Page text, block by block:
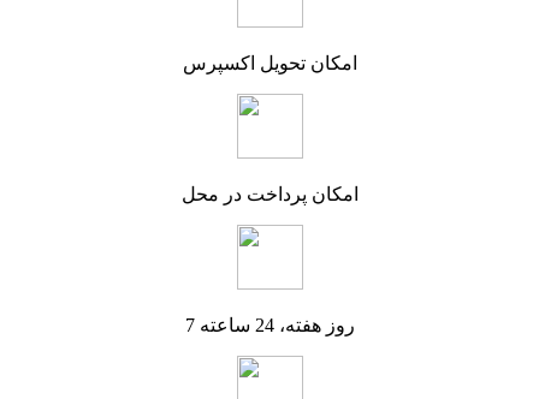
امکان تحویل اکسپرس
امکان پرداخت در محل
7 روز هفته، 24 ساعته